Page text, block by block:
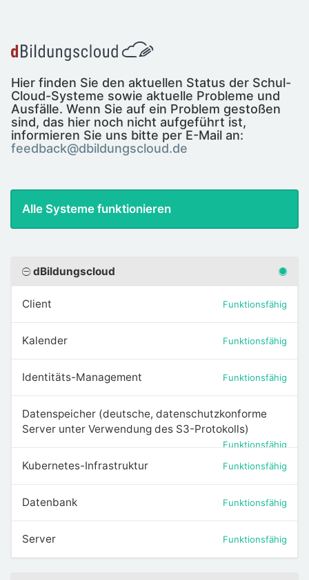
Hier finden Sie den aktuellen Status der Schul-
Cloud-Systeme sowie aktuelle Probleme und
Ausfälle. Wenn Sie auf ein Problem gestoßen
sind, das hier noch nicht aufgeführt ist,
informieren Sie uns bitte per E-Mail an:
feedback@dbildungscloud.de
Alle Systeme funktionieren
dBildungscloud
Client Funktionsfähig
Kalender Funktionsfähig
Identitäts-Management Funktionsfähig
Datenspeicher (deutsche, datenschutzkonforme
Server unter Verwendung des S3-Protokolls)
Funktionsfähig
Kubernetes-Infrastruktur Funktionsfähig
Datenbank Funktionsfähig
Server Funktionsfähig